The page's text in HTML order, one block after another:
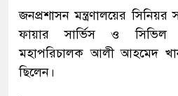
জনপ্রশাসন মন্ত্রণালয়ের
ফায়ার সার্ভিস ও সিভিল
মহাপরিচালক আলী আহমেদ
ছিলেন।